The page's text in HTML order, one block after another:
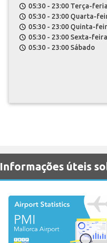
schedule 05:30 - 23:00 Terça-feria
schedule 05:30 - 23:00 Quarta-
schedule 05:30 - 23:00 Quinta-
schedule 05:30 - 23:00 Sexta-feira
schedule 05:30 - 23:00 Sábado
Informações úteis